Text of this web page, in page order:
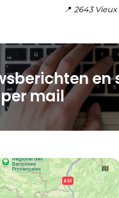
📍 2643 Vieux
en
mail